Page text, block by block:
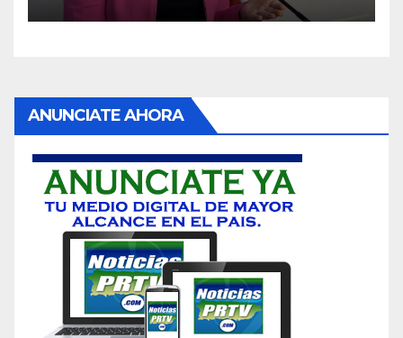
ANUNCIATE AHORA